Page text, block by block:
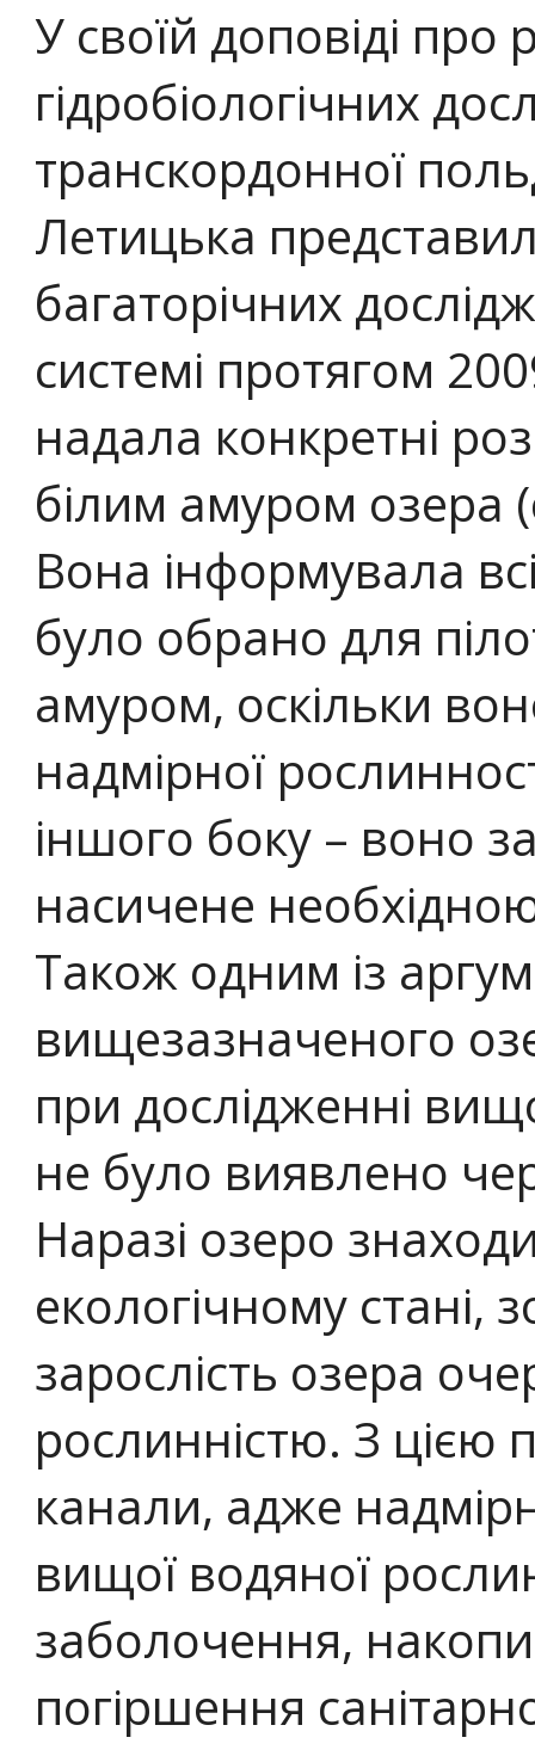
У своїй доповіді про
гідробіологічних
транскордонної
Летицька
багаторічних
системі протягом
надала конкретні
білим амуром озера
Вона інформувала
було обрано для
амуром, оскільки
надмірної
іншого боку – воно
насичене
Також одним із
вищезазначеного
при дослідженні
не було виявлено
Наразі озеро
екологічному стані,
зарослість озера
рослинністю. З цією
канали, адже
вищої водяної
заболочення,
погіршення